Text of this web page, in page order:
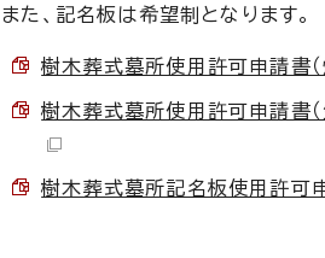
また、記名板は希望制となります。
樹木葬式墓所使用許可申請書
樹木葬式墓所使用許可申請書
樹木葬式墓所記名板使用許